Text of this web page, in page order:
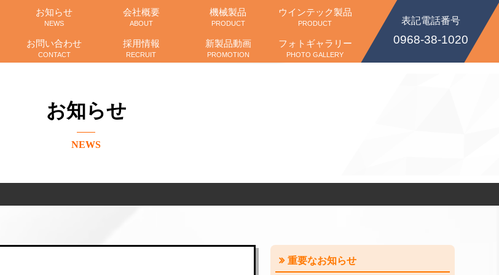
お知らせ
NEWS
会社概要
ABOUT
機械製品
PRODUCT
ウインテック製品
PRODUCT
お問い合わせ
CONTACT
表記電話番号
0968-38-1020
採用情報
RECRUIT
新製品動画
PROMOTION
フォトギャラリー
PHOTO GALLERY
お知らせ
NEWS
重要なお知らせ